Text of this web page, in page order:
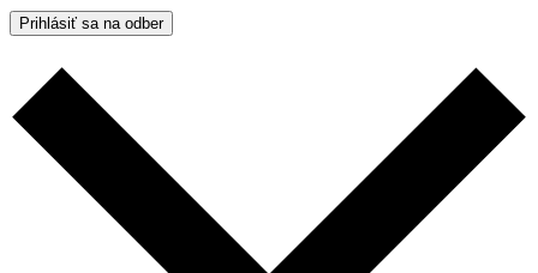
Prihlásiť sa na odber